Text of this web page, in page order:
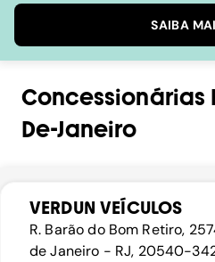
SAIBA
Concessionárias
De-Janeiro
VERDUN VEÍCULOS
R. Barão do Bom Retiro,
de Janeiro - RJ, 20540-